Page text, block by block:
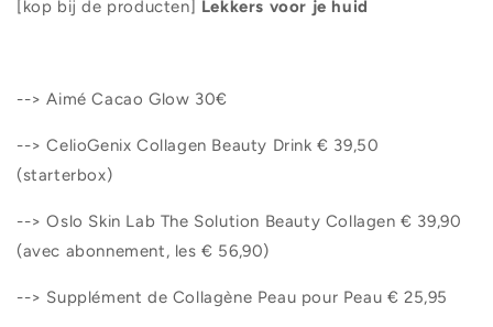
[kop bij de producten] Lekkers voor je huid
--> Aimé Cacao Glow 30€
--> CelioGenix Collagen Beauty Drink € 39,50
(starterbox)
--> Oslo Skin Lab The Solution Beauty Collagen € 39,90
(avec abonnement, les € 56,90)
--> Supplément de Collagène Peau pour Peau € 25,95